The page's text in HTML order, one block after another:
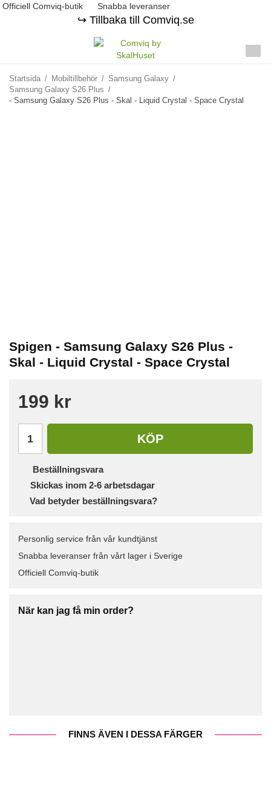
Officiell Comviq-butik Snabba leveranser
↪️ Tillbaka till Comviq.se
Startsida / Mobiltillbehör / Samsung Galaxy /
Samsung Galaxy S26 Plus /
- Samsung Galaxy S26 Plus - Skal - Liquid Crystal - Space Crystal
Spigen - Samsung Galaxy S26 Plus -
Skal - Liquid Crystal - Space Crystal
199 kr
KÖP
Beställningsvara
Skickas inom 2-6 arbetsdagar
Vad betyder beställningsvara?
Personlig service från vår kundtjänst
Snabba leveranser från vårt lager i Sverige
Officiell Comviq-butik
När kan jag få min order?
FINNS ÄVEN I DESSA FÄRGER